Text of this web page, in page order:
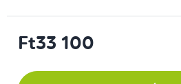
Ft33 100